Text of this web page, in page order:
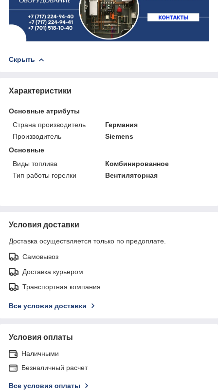
Скрыть
Характеристики
Основные атрибуты
Страна производитель
Германия
Производитель
Siemens
Основные
Виды топлива
Комбинированное
Тип работы горелки
Вентиляторная
Условия доставки
Доставка осуществляется только по предоплате.
Самовывоз
Доставка курьером
Транспортная компания
Все условия доставки
Условия оплаты
Наличными
Безналичный расчет
Все условия оплаты